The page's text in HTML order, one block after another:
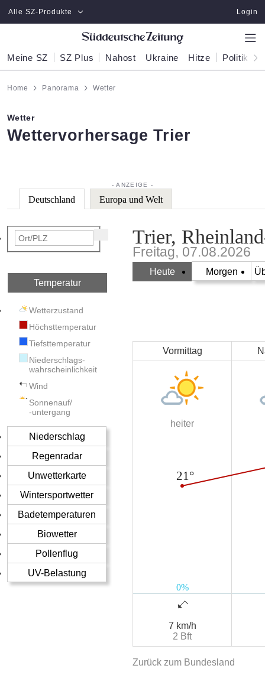
Zum Hauptinhalt springen
Alle SZ-Produkte Login
Meine SZ SZ Plus Nahost Ukraine Hitze Politik
Home Panorama Wetter
Wetter
:
Wettervorhersage Trier
Deutschland Europa und Welt
Temperatur
Wetterzustand
Höchsttemperatur
Tiefsttemperatur
Niederschlags-
wahrscheinlichkeit
Wind
Sonnenauf/
-untergang
Niederschlag
Regenradar
Unwetterkarte
Wintersportwetter
Badetemperaturen
Biowetter
Pollenflug
UV-Belastung
Trier,
Freitag, 07.08.2026
Heute Morgen
Vormittag
heiter
7 km/h
2 Bft
Zurück zum Bundesland